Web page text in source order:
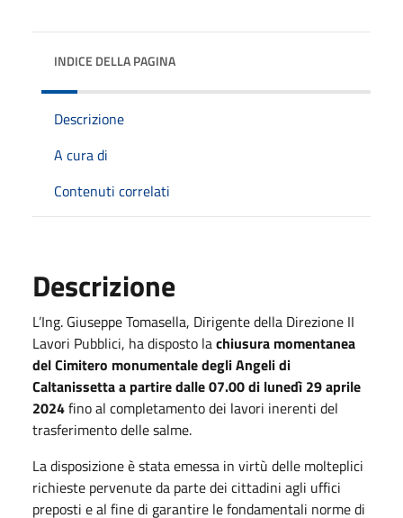
INDICE DELLA PAGINA
Descrizione
A cura di
Contenuti correlati
Descrizione
L’Ing. Giuseppe Tomasella, Dirigente della Direzione II
Lavori Pubblici, ha disposto lachiusura momentanea
del Cimitero monumentale degli Angeli di
Caltanissetta a partire dalle 07.00 di lunedì 29 aprile
2024fino al completamento dei lavori inerenti del
trasferimento delle salme.
La disposizione è stata emessa in virtù delle molteplici
richieste pervenute da parte dei cittadini agli uffici
preposti e al fine di garantire le fondamentali norme di